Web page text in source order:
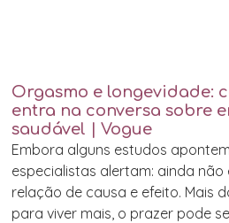
Orgasmo e longevidade:
entra na conversa sobre
saudável | Vogue
Embora alguns estudos
especialistas alertam: ainda
relação de causa e efeito. Mais
para viver mais, o prazer pode